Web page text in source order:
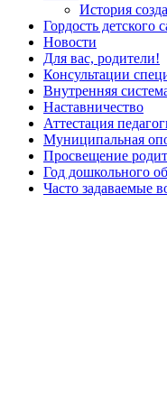
История
Гордость детского
Новости
Для вас, родители!
Консультации
Внутренняя
Наставничество
Аттестация
Муниципальная
Просвещение
Год дошкольного
Часто задаваемые